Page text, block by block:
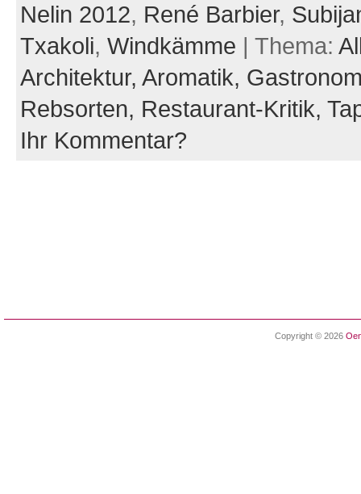
Nelin 2012, René Barbier,
Txakoli, Windkämme | Thema:
Architektur, Aromatik,
Rebsorten, Restaurant-Kritik,
Ihr Kommentar?
Copyright © 2026